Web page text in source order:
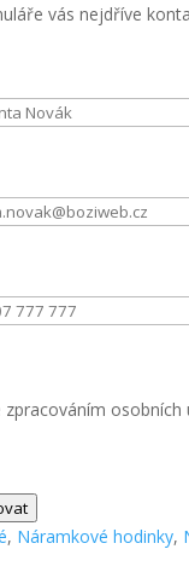
vás nejdříve
zpracováním osobních
, Náramkové hodinky,